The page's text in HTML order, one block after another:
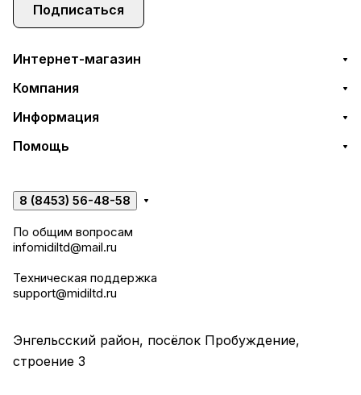
Подписаться
Интернет-магазин
Компания
Информация
Помощь
8 (8453) 56-48-58
По общим вопросам
infomidiltd@mail.ru
Техническая поддержка
support@midiltd.ru
Энгельсский район, посёлок Пробуждение,
строение 3